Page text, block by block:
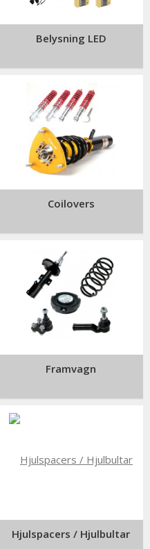
och andra tillbehör.
din Saab?
Belysning LED
Coilovers
Framvagn
Hjulspacers / Hjulbultar